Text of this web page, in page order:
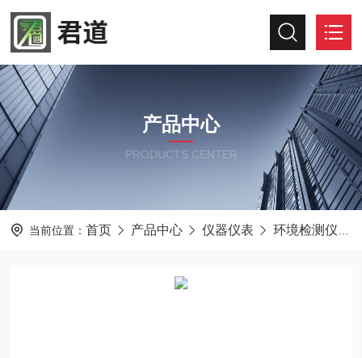
产品中心
PRODUCTS CENTER
当前位置： 首页 产品中心 仪器仪表 环境检测仪器